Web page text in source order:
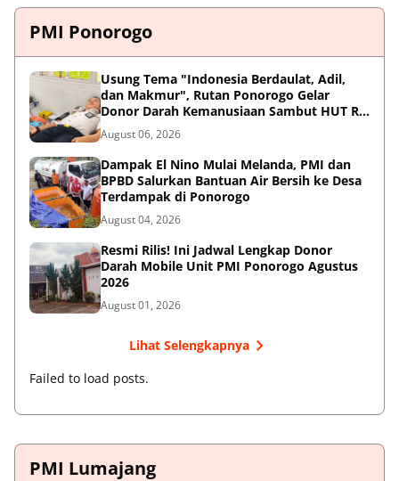
PMI Ponorogo
Usung Tema "Indonesia Berdaulat, Adil,
dan Makmur", Rutan Ponorogo Gelar
Donor Darah Kemanusiaan Sambut HUT RI
ke-81
August 06, 2026
Dampak El Nino Mulai Melanda, PMI dan
BPBD Salurkan Bantuan Air Bersih ke Desa
Terdampak di Ponorogo
August 04, 2026
Resmi Rilis! Ini Jadwal Lengkap Donor
Darah Mobile Unit PMI Ponorogo Agustus
2026
August 01, 2026
Lihat Selengkapnya
Failed to load posts.
PMI Lumajang